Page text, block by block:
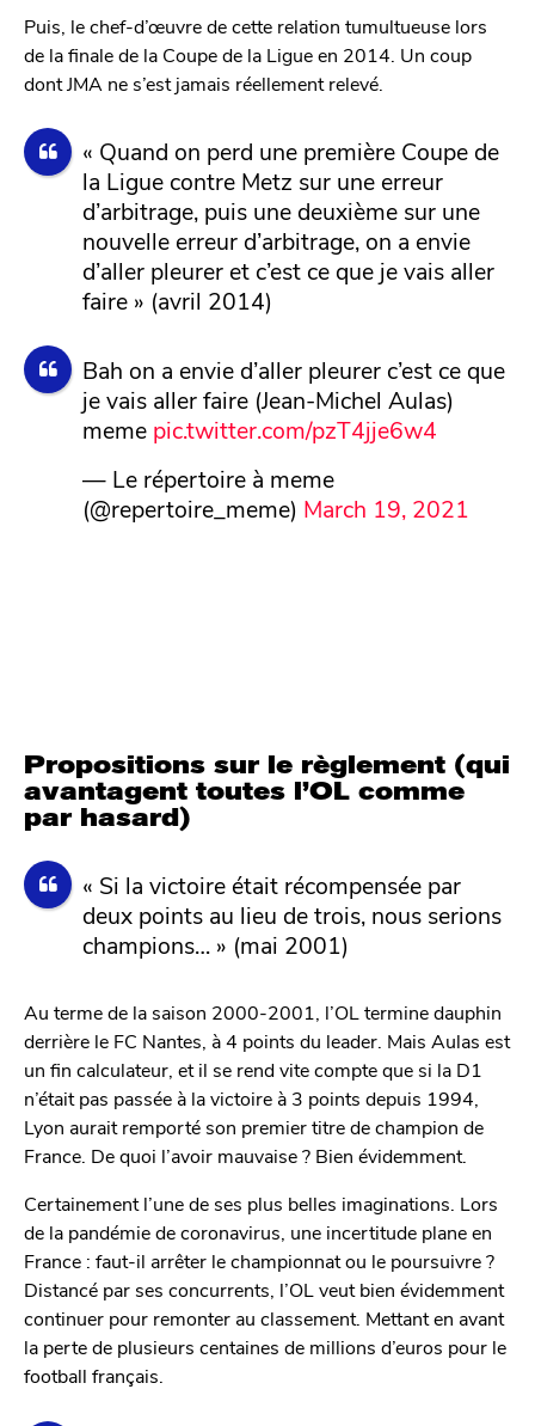
Puis, le chef-d’œuvre de cette relation tumultueuse lors
de la finale de la Coupe de la Ligue en 2014. Un coup
dont JMA ne s’est jamais réellement relevé.
« Quand on perd une première Coupe de
la Ligue contre Metz sur une erreur
d’arbitrage, puis une deuxième sur une
nouvelle erreur d’arbitrage, on a envie
d’aller pleurer et c’est ce que je vais aller
faire » (avril 2014)
Bah on a envie d’aller pleurer c’est ce que
je vais aller faire (Jean-Michel Aulas)
meme pic.twitter.com/pzT4jje6w4
— Le répertoire à meme
(@repertoire_meme) March 19, 2021
Propositions sur le règlement (qui
avantagent toutes l’OL comme
par hasard)
« Si la victoire était récompensée par
deux points au lieu de trois, nous serions
champions… » (mai 2001)
Au terme de la saison 2000-2001, l’OL termine dauphin
derrière le FC Nantes, à 4 points du leader. Mais Aulas est
un fin calculateur, et il se rend vite compte que si la D1
n’était pas passée à la victoire à 3 points depuis 1994,
Lyon aurait remporté son premier titre de champion de
France. De quoi l’avoir mauvaise ? Bien évidemment.
Certainement l’une de ses plus belles imaginations. Lors
de la pandémie de coronavirus, une incertitude plane en
France : faut-il arrêter le championnat ou le poursuivre ?
Distancé par ses concurrents, l’OL veut bien évidemment
continuer pour remonter au classement. Mettant en avant
la perte de plusieurs centaines de millions d’euros pour le
football français.